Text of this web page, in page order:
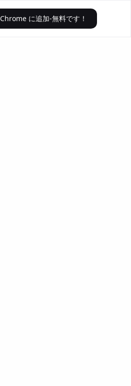
Chrome に追加-無料です！